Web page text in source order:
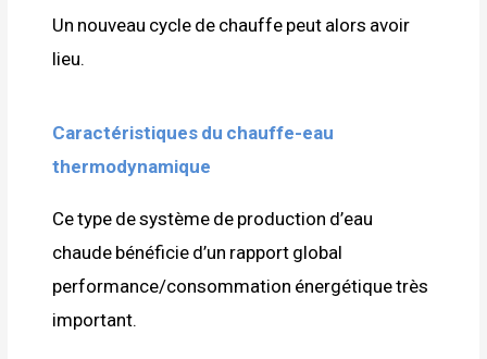
Un nouveau cycle de chauffe peut alors avoir
lieu.
Caractéristiques du chauffe-eau
thermodynamique
Ce type de système de production d’eau
chaude bénéficie d’un rapport global
performance/consommation énergétique très
important.